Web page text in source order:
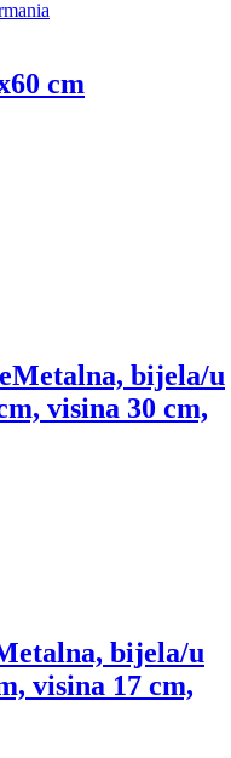
cm
Metalna, bijela/u
visina 30 cm,
bijela/u
visina 17 cm,